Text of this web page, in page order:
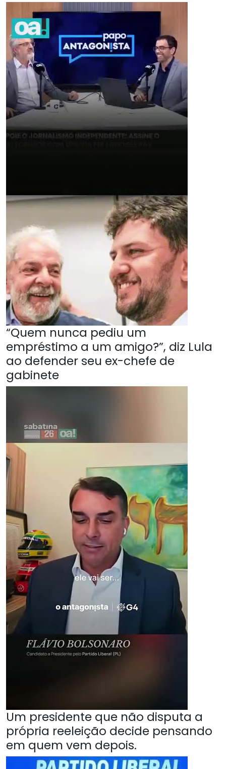
“Quem nunca pediu um
empréstimo a um amigo?”, diz Lula
ao defender seu ex-chefe de
gabinete
Um presidente que não disputa a
própria reeleição decide pensando
em quem vem depois.